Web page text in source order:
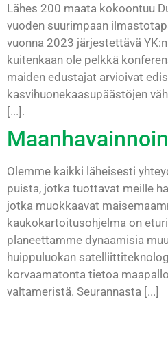
Lähes 200 maata kokoontuu
vuoden suurimpaan
vuonna 2023 järjestettävä
kuitenkaan ole pelkkä
maiden edustajat arvioivat
kasvihuonekaasupäästöjen
[...].
Olemme kaikki läheisesti
puista, jotka tuottavat meille
jotka muokkaavat
kaukokartoitusohjelma on
planeettamme dynaamisia
huippuluokan
korvaamatonta tietoa
valtameristä. Seurannasta [...]